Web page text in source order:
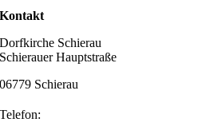
Kontakt
Dorfkirche Schierau
Schierauer Hauptstraße
06779 Schierau
Telefon: